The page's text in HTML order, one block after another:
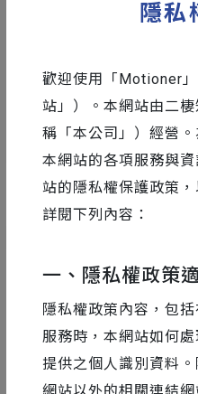
隱私
歡迎使用「Motioner
站」）。本網站由二
稱「本公司」）經營
本網站的各項服務與
站的隱私權保護政策
詳閱下列內容：
一、隱私權政策
隱私權政策內容，包
服務時，本網站如何
提供之個人識別資料
網站以外的相關連結
《動態設計高強度專案的
Motioner 與 Adobe 創意
X
Weblink 展碁國際｜
Motioner 合作 ，集結
大家分享更多官方技